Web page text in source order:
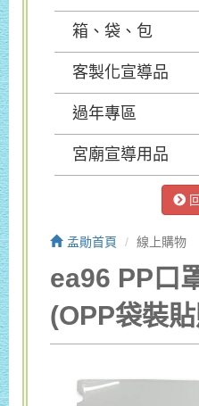
箱、袋、包
客製化宣導品
過年專區
宮廟宣導用品
孟勛首頁 線上購物
ea96 PP口
(OPP袋裝